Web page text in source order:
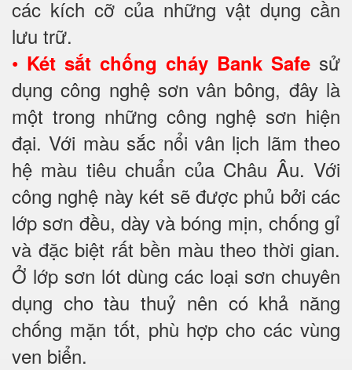
các kích cỡ của những vật dụng cần
lưu trữ.
• Két sắt chống cháy Bank Safe sử
dụng công nghệ sơn vân bông, đây là
một trong những công nghệ sơn hiện
đại. Với màu sắc nổi vân lịch lãm theo
hệ màu tiêu chuẩn của Châu Âu. Với
công nghệ này két sẽ được phủ bởi các
lớp sơn đều, dày và bóng mịn, chống gỉ
và đặc biệt rất bền màu theo thời gian.
Ở lớp sơn lót dùng các loại sơn chuyên
dụng cho tàu thuỷ nên có khả năng
chống mặn tốt, phù hợp cho các vùng
ven biển.